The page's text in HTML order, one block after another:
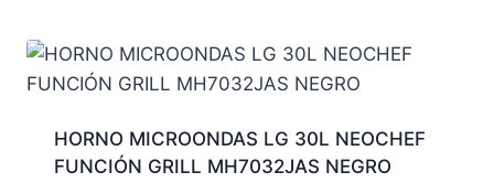
HORNO MICROONDAS LG 30L NEOCHEF
FUNCIÓN GRILL MH7032JAS NEGRO